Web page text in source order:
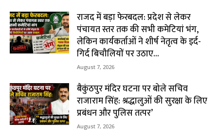
राजद में बड़ा फेरबदल: प्रदेश से लेकर
पंचायत स्तर तक की सभी कमेटियां भंग,
लेकिन कार्यकर्ताओं ने शीर्ष नेतृत्व के इर्द-
गिर्द बिचौलियों पर उठाए...
August 7, 2026
बैकुंठपुर मंदिर घटना पर बोले सचिव
राजाराम सिंह: श्रद्धालुओं की सुरक्षा के लिए
प्रबंधन और पुलिस तत्पर’
August 7, 2026